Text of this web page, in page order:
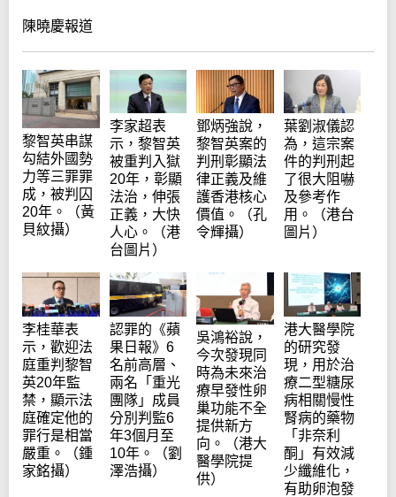
陳曉慶報道
黎智英串謀
勾結外國勢
力等三罪罪
成，被判囚
20年。（黃
貝紋攝）
李家超表
示，黎智英
被重判入獄
20年，彰顯
法治，伸張
正義，大快
人心。（港
台圖片）
鄧炳強說，
黎智英案的
判刑彰顯法
律正義及維
護香港核心
價值。（孔
令輝攝）
葉劉淑儀認
為，這宗案
件的判刑起
了很大阻嚇
及參考作
用。（港台
圖片）
李桂華表
示，歡迎法
庭重判黎智
英20年監
禁，顯示法
庭確定他的
罪行是相當
嚴重。（鍾
家銘攝）
認罪的《蘋
果日報》6
名前高層、
兩名「重光
團隊」成員
分別判監6
年3個月至
10年。（劉
澤浩攝）
吳鴻裕說，
今次發現同
時為未來治
療早發性卵
巢功能不全
提供新方
向。（港大
醫學院提
供）
港大醫學院
的研究發
現，用於治
療二型糖尿
病相關慢性
腎病的藥物
「非奈利
酮」有效減
少纖維化，
有助卵泡發